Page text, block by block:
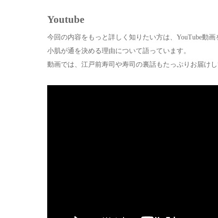
Youtube
今回の内容をもっと詳しく知りたい方は、YouTube動画
小肌が通を決める理由について語っています。
動画では、江戸前寿司や寿司の裏話もたっぷりお届けし